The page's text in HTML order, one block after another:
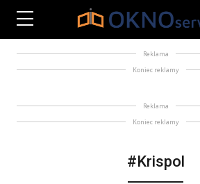
Reklama
Koniec reklamy
Reklama
Koniec reklamy
#Krispol